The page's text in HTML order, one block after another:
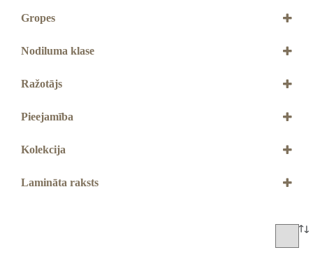
Gropes
Nodiluma klase
Ražotājs
Pieejamība
Kolekcija
Lamināta raksts